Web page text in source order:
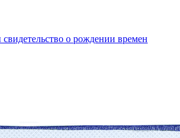
о рождении времен